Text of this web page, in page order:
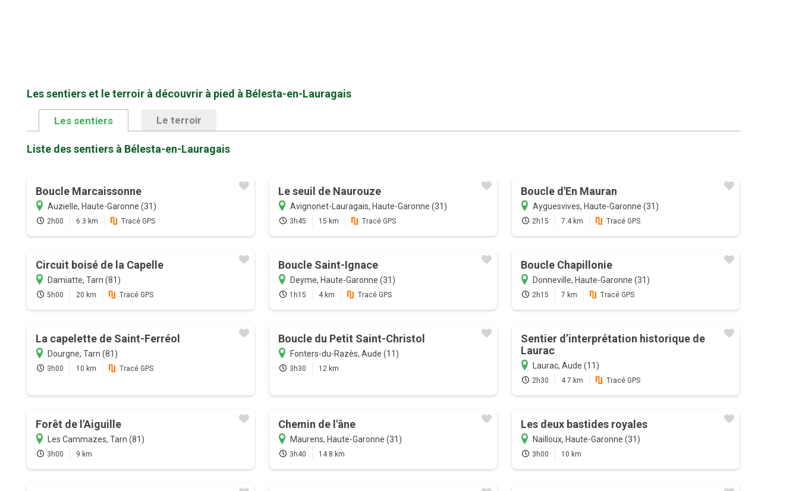
Les sentiers et le terroir à découvrir à pied à Bélesta-en-Lauragais
Les sentiers Le terroir
Liste des sentiers à Bélesta-en-Lauragais
Boucle Marcaissonne
Auzielle, Haute-Garonne (31)
2h00 6.3 km Tracé GPS
Le seuil de Naurouze
Avignonet-Lauragais, Haute-Garonne (31)
3h45 15 km Tracé GPS
Boucle d'En Mauran
Ayguesvives, Haute-Garonne (31)
2h15 7.4 km Tracé GPS
Circuit boisé de la Capelle
Damiatte, Tarn (81)
5h00 20 km Tracé GPS
Boucle Saint-Ignace
Deyme, Haute-Garonne (31)
1h15 4 km Tracé GPS
Boucle Chapillonie
Donneville, Haute-Garonne (31)
2h15 7 km Tracé GPS
La capelette de Saint-Ferréol
Dourgne, Tarn (81)
3h00 10 km Tracé GPS
Boucle du Petit Saint-Christol
Fonters-du-Razès, Aude (11)
3h30 12 km
Sentier d’interprétation historique de
Laurac
Laurac, Aude (11)
2h30 4.7 km Tracé GPS
Forêt de l'Aiguille
Les Cammazes, Tarn (81)
3h00 9 km
Chemin de l'âne
Maurens, Haute-Garonne (31)
3h40 14.8 km
Les deux bastides royales
Nailloux, Haute-Garonne (31)
3h00 10 km